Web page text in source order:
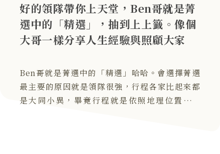
好的領隊帶你上天堂，Ben哥就是菁
選中的「精選」，抽到上上籤。像個
大哥一樣分享人生經驗與照顧大家
Ben哥就是菁選中的「精選」哈哈。會選擇菁選
最主要的原因就是領隊很強，行程各家比起來都
是大同小異，畢竟行程就是依照地理位置在安